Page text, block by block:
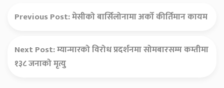
Previous Post:मेसीको बार्सिलोनामा अर्को कीर्तिमान कायम
Next Post:म्यान्मारको विरोध प्रदर्शनमा सोमबारसम्म कम्तीमा
१३८ जनाको मृत्यु